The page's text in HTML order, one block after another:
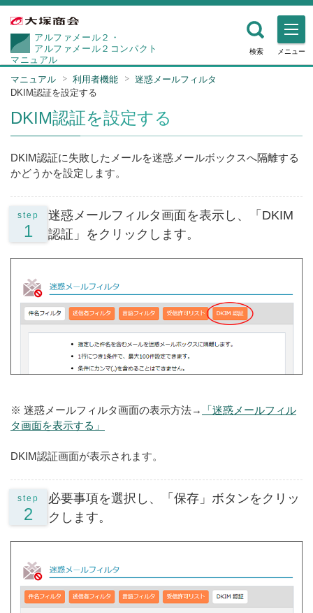
アルファメール２・
アルファメール２コンパクト
マニュアル
検索 メニュー
マニュアル 利用者機能
迷惑メールフィルタ
DKIM認証を設定する
DKIM認証を設定する
DKIM認証に失敗したメールを迷惑メールボックスへ隔離する
かどうかを設定します。
step
1
迷惑メールフィルタ画面を表示し、「DKIM
認証」をクリックします。
※ 迷惑メールフィルタ画面の表示方法→
「迷惑メールフィル
タ画面を表示する」
DKIM認証画面が表示されます。
step
2
必要事項を選択し、「保存」ボタンをクリッ
クします。